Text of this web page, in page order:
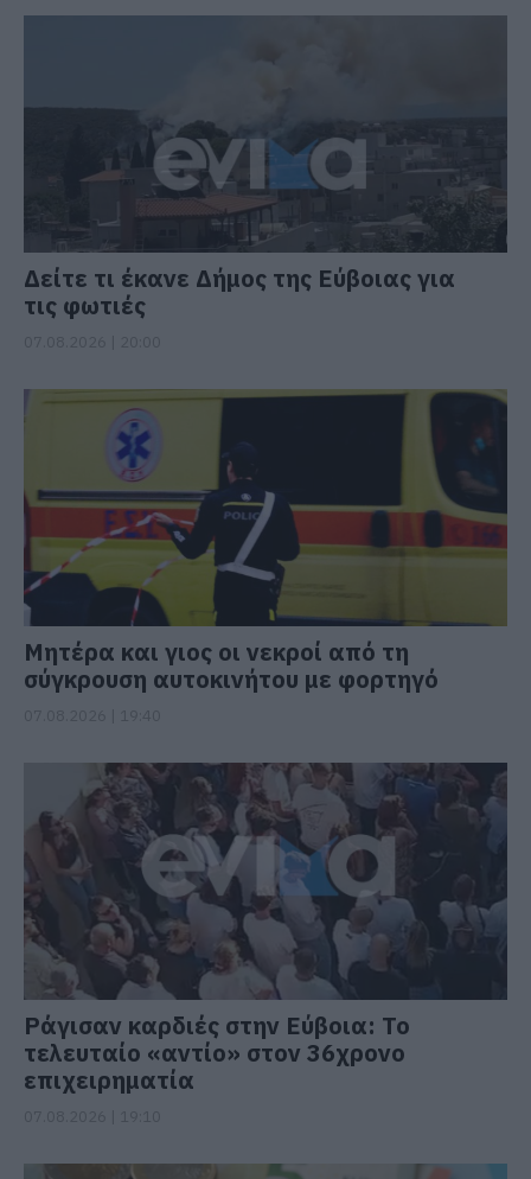
Δείτε τι έκανε Δήμος της Εύβοιας για
τις φωτιές
Μητέρα και γιος οι νεκροί από τη
σύγκρουση αυτοκινήτου με φορτηγό
Ράγισαν καρδιές στην Εύβοια: Το
τελευταίο «αντίο» στον 36χρονο
επιχειρηματία